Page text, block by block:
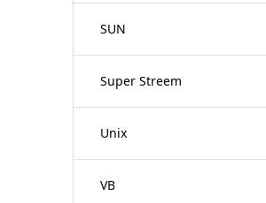
SUN
Super Streem
Unix
VB